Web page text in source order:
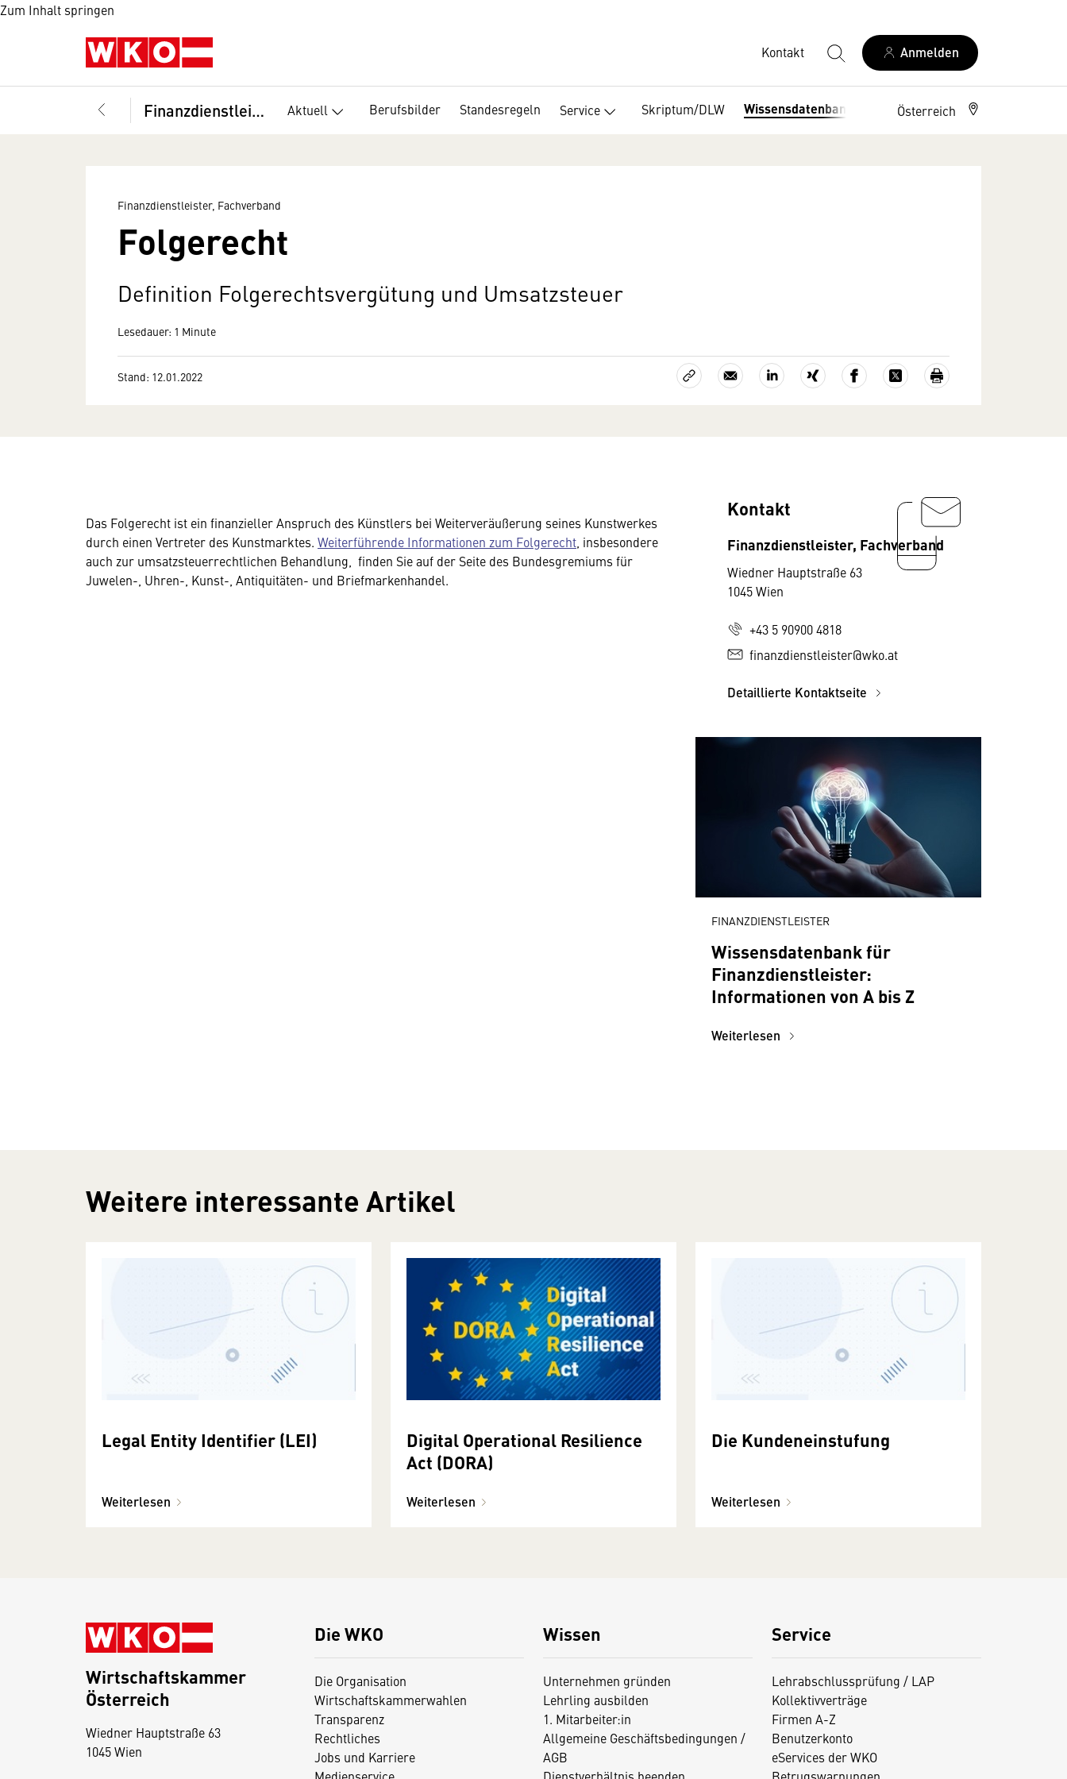
Zum Inhalt springen
Kontakt Anmelden
Finanzdienstleister, Fachverband Aktuell Berufsbilder Standesregeln Service Skriptum/DLW Wissensdatenbank Österreich
Finanzdienstleister, Fachverband
Folgerecht
Definition Folgerechtsvergütung und Umsatzsteuer
Lesedauer: 1 Minute
Stand: 12.01.2022
Das Folgerecht ist ein finanzieller Anspruch des Künstlers bei Weiterveräußerung seines Kunstwerkes
durch einen Vertreter des Kunstmarktes. Weiterführende Informationen zum Folgerecht , insbesondere
auch zur umsatzsteuerrechtlichen Behandlung, finden Sie auf der Seite des Bundesgremiums für
Juwelen-, Uhren-, Kunst-, Antiquitäten- und Briefmarkenhandel.
Kontakt
Finanzdienstleister, Fachverband
Wiedner Hauptstraße 63
1045 Wien
+43 5 90900 4818
finanzdienstleister@wko.at
Detaillierte Kontaktseite
FINANZDIENSTLEISTER
Wissensdatenbank für
Finanzdienstleister:
Informationen von A bis Z
Weiterlesen
Weitere interessante Artikel
Legal Entity Identifier (LEI)
Weiterlesen
Digital Operational Resilience
Act (DORA)
Weiterlesen
Die Kundeneinstufung
Weiterlesen
Die WKO
Die Organisation
Wirtschaftskammerwahlen
Transparenz
Rechtliches
Jobs und Karriere
Wissen
Unternehmen gründen
Lehrling ausbilden
1. Mitarbeiter:in
Allgemeine Geschäftsbedingungen /
AGB
Service
Lehrabschlussprüfung / LAP
Kollektivverträge
Firmen A-Z
Benutzerkonto
eServices der WKO
Wirtschaftskammer
Österreich
Wiedner Hauptstraße 63
1045 Wien